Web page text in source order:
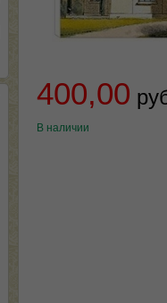
400,00
В наличии